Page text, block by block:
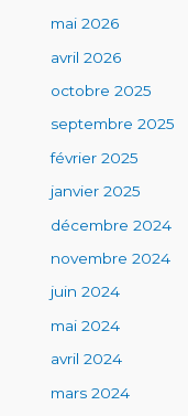
mai 2026
avril 2026
octobre 2025
septembre 2025
février 2025
janvier 2025
décembre 2024
novembre 2024
juin 2024
mai 2024
avril 2024
mars 2024